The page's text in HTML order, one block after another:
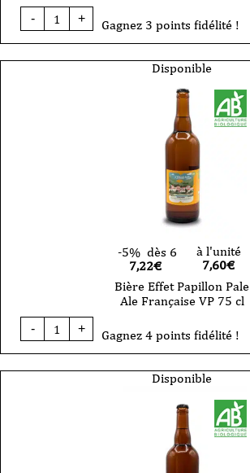
-
quantité
de
Papillon
+ Gagnez 3 points fidélité !
Disponible
-5% dès 6
7,22€
à l'unité
7,60€
Bière Effet Papillon Pale
Ale Française VP 75 cl
-
quantité
de
Papillon
+ Gagnez 4 points fidélité !
Disponible